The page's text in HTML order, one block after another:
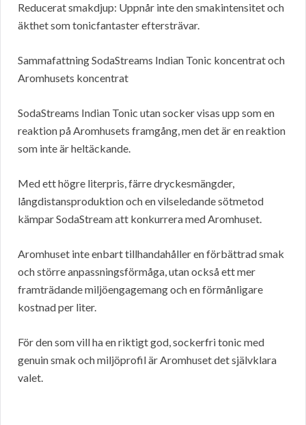
Reducerat smakdjup: Uppnår inte den smakintensitet och
äkthet som tonicfantaster eftersträvar.
Sammafattning SodaStreams Indian Tonic koncentrat och
Aromhusets koncentrat
SodaStreams Indian Tonic utan socker visas upp som en
reaktion på Aromhusets framgång, men det är en reaktion
som inte är heltäckande.
Med ett högre literpris, färre dryckesmängder,
långdistansproduktion och en vilseledande sötmetod
kämpar SodaStream att konkurrera med Aromhuset.
Aromhuset inte enbart tillhandahåller en förbättrad smak
och större anpassningsförmåga, utan också ett mer
framträdande miljöengagemang och en förmånligare
kostnad per liter.
För den som vill ha en riktigt god, sockerfri tonic med
genuin smak och miljöprofil är Aromhuset det självklara
valet.